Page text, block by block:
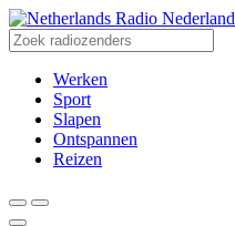
Radio Nederland
Werken
Sport
Slapen
Ontspannen
Reizen